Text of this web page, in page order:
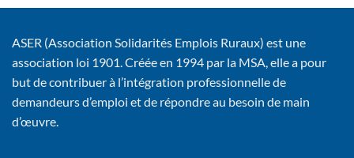
ASER (Association Solidarités Emplois Ruraux) est une
association loi 1901. Créée en 1994 par la MSA, elle a pour
but de contribuer à l’intégration professionnelle de
demandeurs d’emploi et de répondre au besoin de main
d’œuvre.